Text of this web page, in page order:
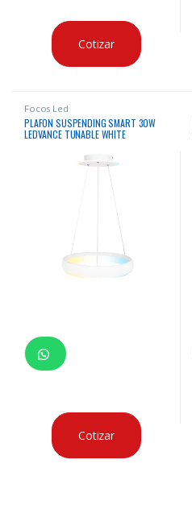
Cotizar
Focos Led
PLAFON SUSPENDING SMART 30W
LEDVANCE TUNABLE WHITE
Cotizar